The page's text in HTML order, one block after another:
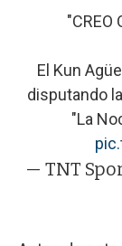
"CREO
El Kun
disputando
"La
— TNT